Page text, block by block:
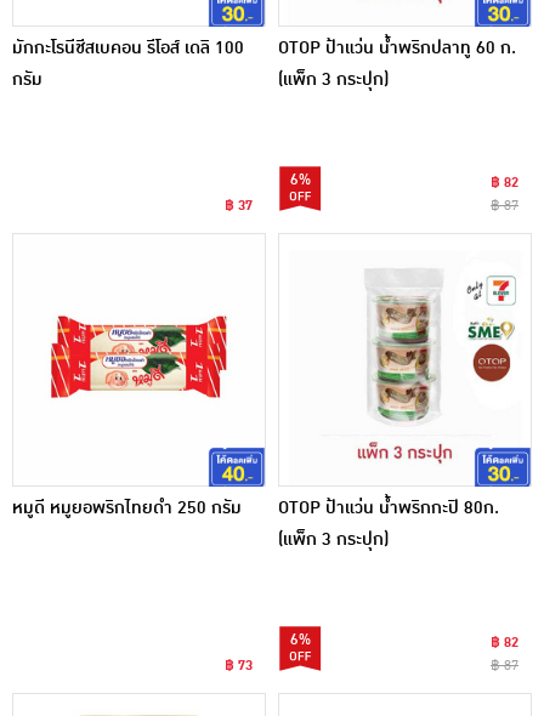
มักกะโรนีชีสเบคอน รีโอส์ เดลิ 100
กรัม
฿ 37
OTOP ป้าแว่น น้ำพริกปลาทู 60 ก.
(แพ็ก 3 กระปุก)
6%
฿ 82
฿ 87
หมูดี หมูยอพริกไทยดำ 250 กรัม
฿ 73
OTOP ป้าแว่น น้ำพริกกะปิ 80ก.
(แพ็ก 3 กระปุก)
6%
฿ 82
฿ 87